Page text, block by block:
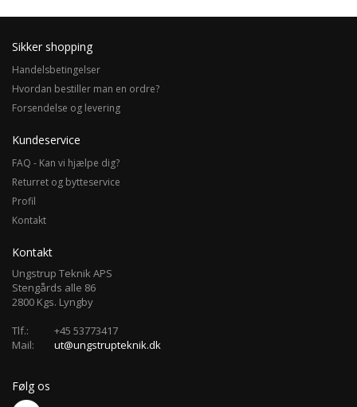
Sikker shopping
Handelsbetingelser
Hvordan bestiller man en ordre?
Forsendelse og levering
Kundeservice
FAQ - Kan vi hjælpe dig?
Returret og bytteservice
Profil
Kontakt
Kontakt
Ungstrup Teknik APS
Stengårds alle 86
2800 Kgs. Lyngby
Tlf.:
+45 53773417
Mail:
ut@ungstrupteknik.dk
Følg os